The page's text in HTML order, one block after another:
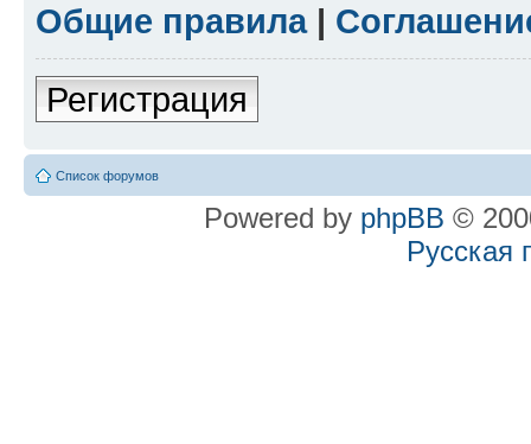
Общие правила|
Регистрация
Список форумов
Powered by phpBB ©
Русская